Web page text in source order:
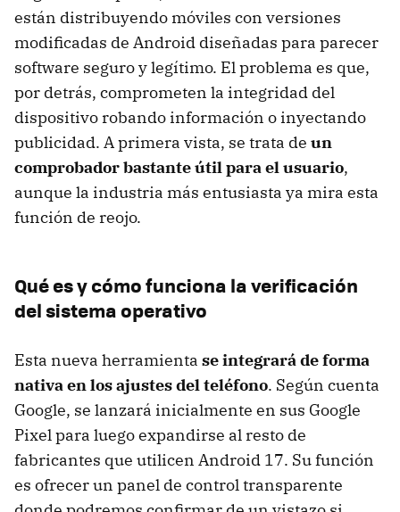
están distribuyendo móviles con versiones
modificadas de Android diseñadas para parecer
software seguro y legítimo. El problema es que,
por detrás, comprometen la integridad del
dispositivo robando información o inyectando
publicidad. A primera vista, se trata de un
comprobador bastante útil para el usuario,
aunque la industria más entusiasta ya mira esta
función de reojo.
Qué es y cómo funciona la verificación
del sistema operativo
Esta nueva herramienta se integrará de forma
nativa en los ajustes del teléfono. Según cuenta
Google, se lanzará inicialmente en sus Google
Pixel para luego expandirse al resto de
fabricantes que utilicen Android 17. Su función
es ofrecer un panel de control transparente